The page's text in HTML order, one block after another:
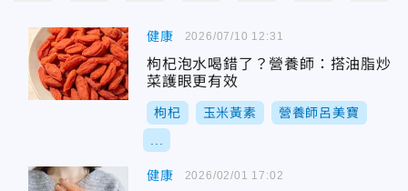
健康
枸杞泡水喝錯了？營養師：搭油脂炒
菜護眼更有效
枸杞 玉米黃素 營養師呂美寶
2026/07/10 12:31
健康 2026/02/01 17:02